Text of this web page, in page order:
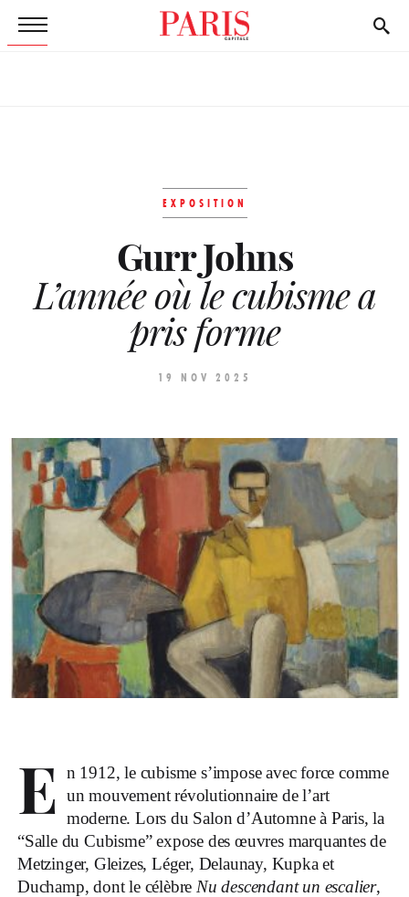
EXPOSITION
Gurr Johns
L’année où le cubisme a
pris forme
19 NOV 2025
E n 1912, le cubisme s’impose avec force comme
un mouvement révolutionnaire de l’art
moderne. Lors du Salon d’Automne à Paris, la
“Salle du Cubisme” expose des œuvres marquantes de
Metzinger, Gleizes, Léger, Delaunay, Kupka et
Duchamp, dont le célèbre Nu descendant un escalier,